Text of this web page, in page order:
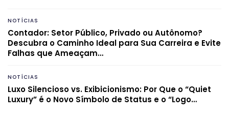
NOTÍCIAS
Contador: Setor Público, Privado ou Autônomo?
Descubra o Caminho Ideal para Sua Carreira e Evite
Falhas que Ameaçam…
NOTÍCIAS
Luxo Silencioso vs. Exibicionismo: Por Que o “Quiet
Luxury” é o Novo Símbolo de Status e o “Logo…